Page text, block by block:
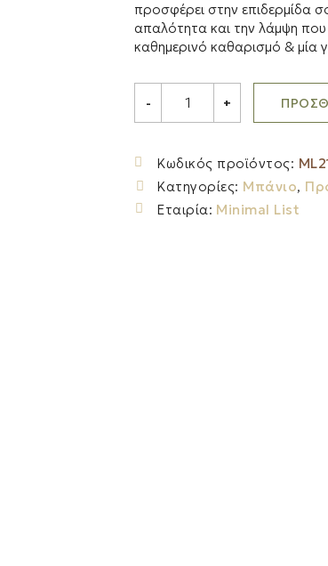
προσφέρει στην επιδερμίδα
απαλότητα και την λάμψη που
καθημερινό καθαρισμό & μία
LIST
KONJAC
-
σφουγγαράκι
προσώπου
διπλής
- +
Κωδικός προϊόντος:
Κατηγορίες: Μπάνιο,
Εταιρία: Minimal List